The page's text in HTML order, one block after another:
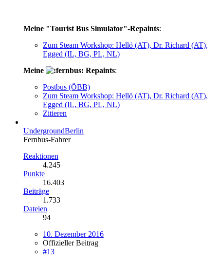
Meine "Tourist Bus Simulator"-Repaints:
Zum Steam Workshop: Hellö (AT), Dr. Richard (AT),
Egged (IL, BG, PL, NL)
Meine
Repaints:
Postbus (ÖBB)
Zum Steam Workshop: Hellö (AT), Dr. Richard (AT),
Egged (IL, BG, PL, NL)
Zitieren
UndergroundBerlin
Fernbus-Fahrer
Reaktionen
4.245
Punkte
16.403
Beiträge
1.733
Dateien
94
10. Dezember 2016
Offizieller Beitrag
#13